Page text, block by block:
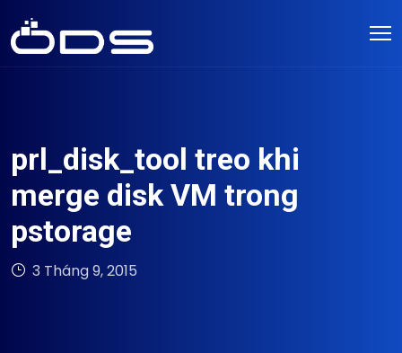
prl_disk_tool treo khi
merge disk VM trong
pstorage
3 Tháng 9, 2015